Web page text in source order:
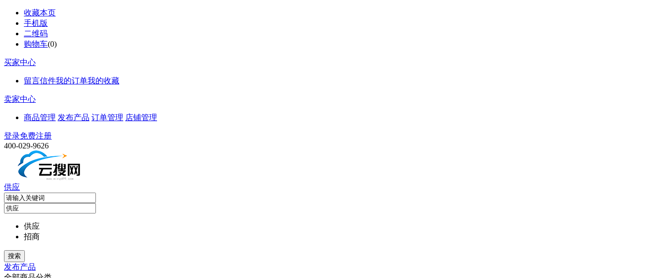
收藏本页
手机版
二维码
购物车(0)
买家中心
留言信件我的订单我的收藏
卖家中心
商品管理 发布产品 订单管理 店铺管理
登录免费注册
400-029-9626
供应
供应
招商
发布产品